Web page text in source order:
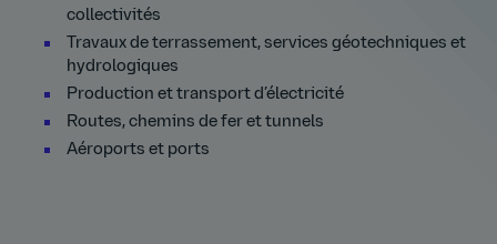
collectivités
Travaux de terrassement, services géotechniques et
hydrologiques
Production et transport d’électricité
Routes, chemins de fer et tunnels
Aéroports et ports